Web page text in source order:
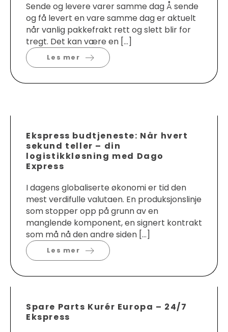
Sende og levere varer samme dag Å sende
og få levert en vare samme dag er aktuelt
når vanlig pakkefrakt rett og slett blir for
tregt. Det kan være en […]
Les mer
Ekspress budtjeneste: Når hvert
sekund teller – din
logistikkløsning med Dago
Express
I dagens globaliserte økonomi er tid den
mest verdifulle valutaen. En produksjonslinje
som stopper opp på grunn av en
manglende komponent, en signert kontrakt
som må nå den andre siden […]
Les mer
Spare Parts Kurér Europa – 24/7
Ekspress